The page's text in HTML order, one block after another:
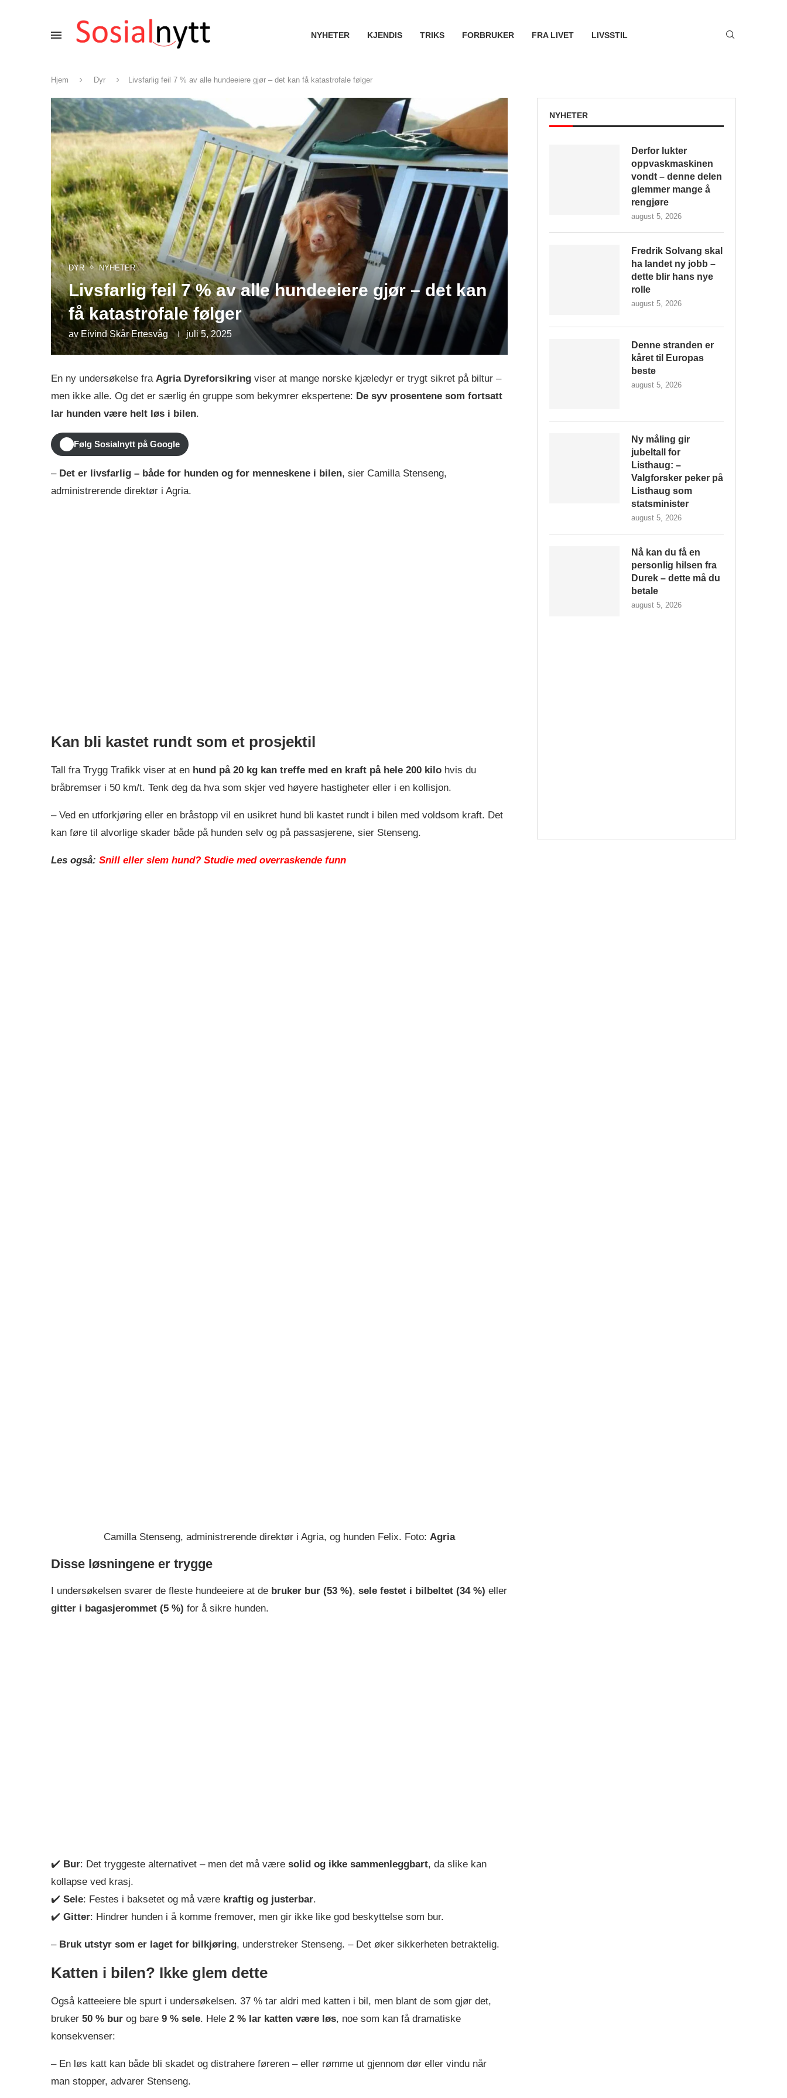
NYHETER KJENDIS TRIKS FORBRUKER FRA LIVET LIVSSTIL
Hjem Dyr Livsfarlig feil 7 % av alle hundeeiere gjør – det kan få katastrofale følger
DYR NYHETER
Livsfarlig feil 7 % av alle hundeeiere gjør – det kan
få katastrofale følger
av Eivind Skår Ertesvåg juli 5, 2025
En ny undersøkelse fra Agria Dyreforsikring viser at mange norske kjæledyr er trygt sikret på biltur –
men ikke alle. Og det er særlig én gruppe som bekymrer ekspertene: De syv prosentene som fortsatt
lar hunden være helt løs i bilen.
Følg Sosialnytt på Google
– Det er livsfarlig – både for hunden og for menneskene i bilen, sier Camilla Stenseng,
administrerende direktør i Agria.
Kan bli kastet rundt som et prosjektil
Tall fra Trygg Trafikk viser at en hund på 20 kg kan treffe med en kraft på hele 200 kilo hvis du
bråbremser i 50 km/t. Tenk deg da hva som skjer ved høyere hastigheter eller i en kollisjon.
– Ved en utforkjøring eller en bråstopp vil en usikret hund bli kastet rundt i bilen med voldsom kraft. Det
kan føre til alvorlige skader både på hunden selv og på passasjerene, sier Stenseng.
Les også: Snill eller slem hund? Studie med overraskende funn
Camilla Stenseng, administrerende direktør i Agria, og hunden Felix. Foto: Agria
Disse løsningene er trygge
I undersøkelsen svarer de fleste hundeeiere at de bruker bur (53 %), sele festet i bilbeltet (34 %) eller
gitter i bagasjerommet (5 %) for å sikre hunden.
✔️ Bur: Det tryggeste alternativet – men det må være solid og ikke sammenleggbart, da slike kan
kollapse ved krasj.
✔️ Sele: Festes i baksetet og må være kraftig og justerbar.
✔️ Gitter: Hindrer hunden i å komme fremover, men gir ikke like god beskyttelse som bur.
– Bruk utstyr som er laget for bilkjøring, understreker Stenseng. – Det øker sikkerheten betraktelig.
Katten i bilen? Ikke glem dette
Også katteeiere ble spurt i undersøkelsen. 37 % tar aldri med katten i bil, men blant de som gjør det,
bruker 50 % bur og bare 9 % sele. Hele 2 % lar katten være løs, noe som kan få dramatiske
konsekvenser:
– En løs katt kan både bli skadet og distrahere føreren – eller rømme ut gjennom dør eller vindu når
man stopper, advarer Stenseng.
NYHETER
Derfor lukter
oppvaskmaskinen
vondt – denne delen
glemmer mange å
rengjøre
august 5, 2026
Fredrik Solvang skal
ha landet ny jobb –
dette blir hans nye
rolle
august 5, 2026
Denne stranden er
kåret til Europas
beste
august 5, 2026
Ny måling gir
jubeltall for
Listhaug: –
Valgforsker peker på
Listhaug som
statsminister
august 5, 2026
Nå kan du få en
personlig hilsen fra
Durek – dette må du
betale
august 5, 2026